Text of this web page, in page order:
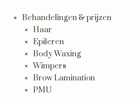
naar Behandelingen & prijzen
Haar
Epileren
Body Waxing
Wimpers
Brow Lamination
PMU